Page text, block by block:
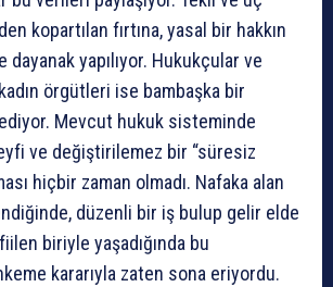
kopartılan fırtına, yasal bir hakkın
yapılıyor. Hukukçular ve
örgütleri ise bambaşka bir
Mevcut hukuk sisteminde
ve değiştirilemez bir “süresiz
hiçbir zaman olmadı. Nafaka alan
düzenli bir iş bulup gelir elde
biriyle yaşadığında bu
kararıyla zaten sona eriyordu.